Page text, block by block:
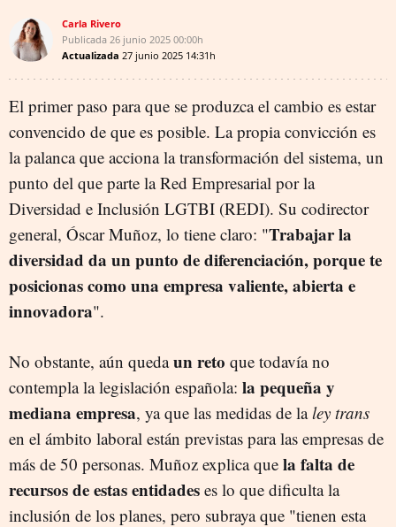
Carla Rivero
Publicada 26 junio 2025 00:00h
Actualizada 27 junio 2025 14:31h
El primer paso para que se produzca el cambio es estar
convencido de que es posible. La propia convicción es
la palanca que acciona la transformación del sistema, un
punto del que parte la Red Empresarial por la
Diversidad e Inclusión LGTBI (REDI). Su codirector
general, Óscar Muñoz, lo tiene claro: "Trabajar la
diversidad da un punto de diferenciación, porque te
posicionas como una empresa valiente, abierta e
innovadora".
No obstante, aún quedaun reto que todavía no
contempla la legislación española: la pequeña y
mediana empresa, ya que las medidas de laley trans
en el ámbito laboral están previstas para las empresas de
más de 50 personas. Muñoz explica que la falta de
recursos de estas entidades es lo que dificulta la
inclusión de los planes, pero subraya que "tienen esta